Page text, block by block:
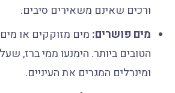
ורכים שאינם משאירים סיבים.
מים פושרים:מים מזוקקים או מים
הטובים ביותר. הימנעו ממי ברז,
ומינרלים המגרים את העיניים.